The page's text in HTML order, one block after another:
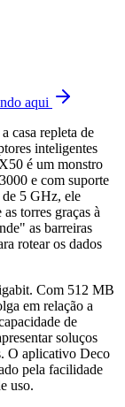
aqui
casa repleta de
inteligentes
é um monstro
e com suporte
5 GHz, ele
torres graças à
as barreiras
rotear os dados
Com 512 MB
em relação a
de
soluços
O aplicativo Deco
pela facilidade
uso.